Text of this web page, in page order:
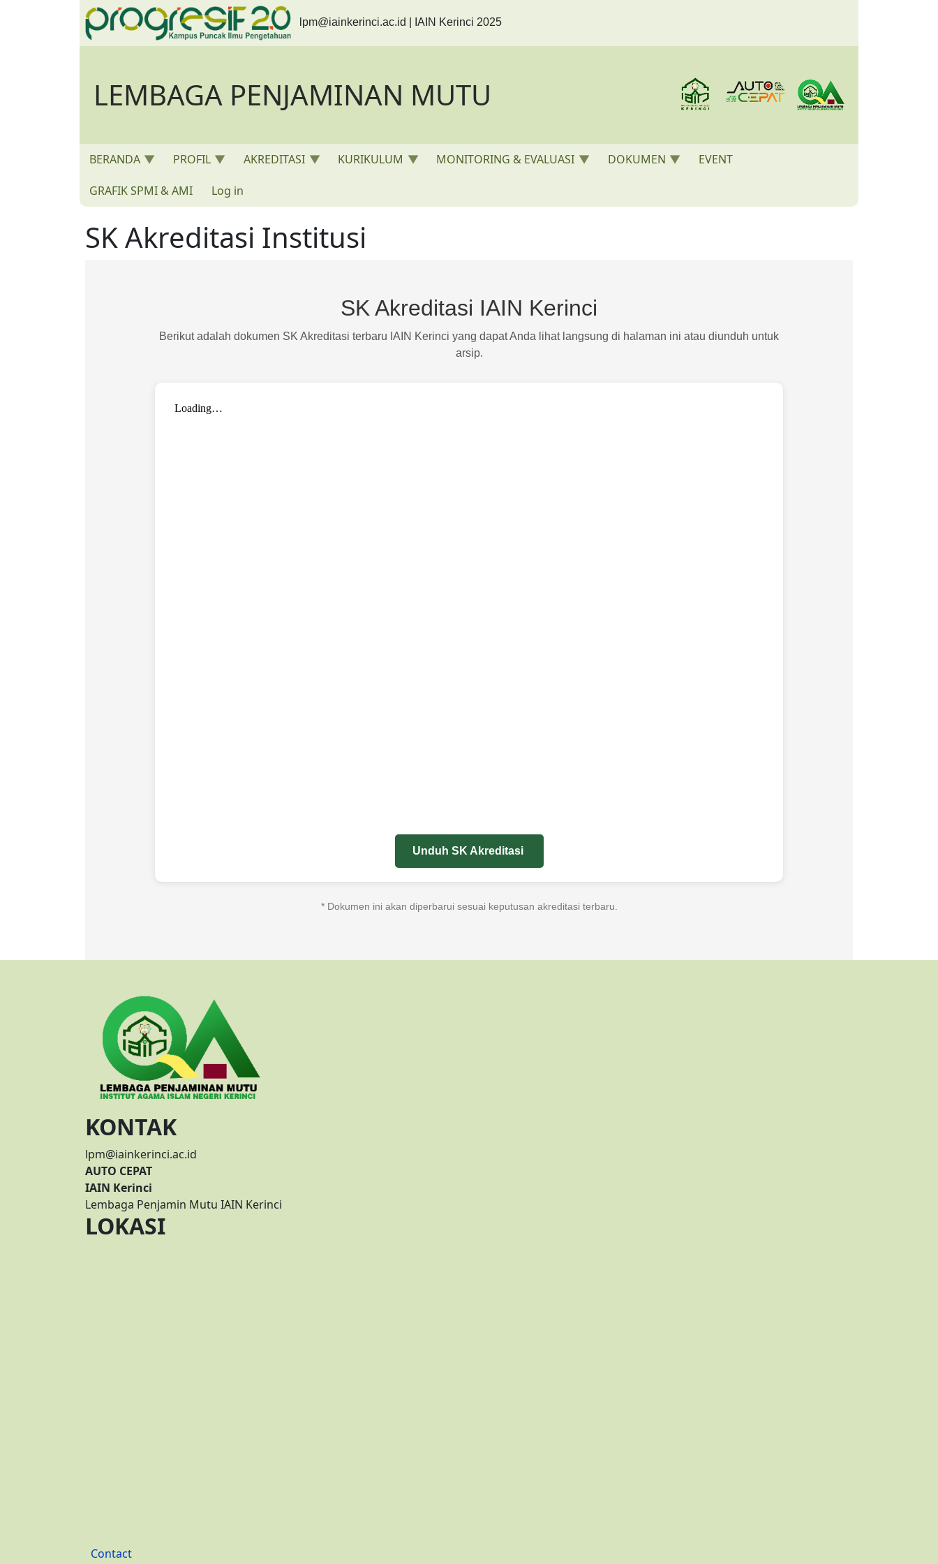
Skip to main content
lpm@iainkerinci.ac.id | IAIN Kerinci 2025
LEMBAGA PENJAMINAN MUTU
BERANDA PROFIL AKREDITASI KURIKULUM MONITORING & EVALUASI DOKUMEN EVENT
GRAFIK SPMI & AMI Log in
SK Akreditasi Institusi
SK Akreditasi IAIN Kerinci
Berikut adalah dokumen SK Akreditasi terbaru IAIN Kerinci yang dapat Anda lihat langsung di halaman ini atau diunduh untuk
arsip.
Unduh SK Akreditasi
* Dokumen ini akan diperbarui sesuai keputusan akreditasi terbaru.
KONTAK
lpm@iainkerinci.ac.id
AUTO CEPAT
IAIN Kerinci
Lembaga Penjamin Mutu IAIN Kerinci
LOKASI
Footer
Contact